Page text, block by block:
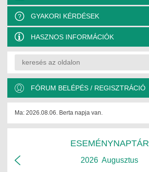
GYAKORI KÉRDÉSEK
HASZNOS INFORMÁCIÓK
FÓRUM BELÉPÉS / REGISZTRÁCIÓ
Ma: 2026.08.06. Berta napja van.
ESEMÉNYNAPTÁR
2026 Augusztus